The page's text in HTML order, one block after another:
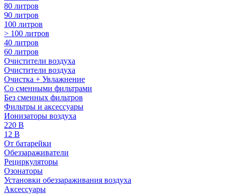
80 литров
90 литров
100 литров
> 100 литров
40 литров
60 литров
Очистители воздуха
Очистители воздуха
Очистка + Увлажнение
Cо сменными фильтрами
Без сменных фильтров
Фильтры и аксессуары
Ионизаторы воздуха
220 В
12 В
От батарейки
Обеззараживатели
Рециркуляторы
Озонаторы
Установки обеззараживания воздуха
Аксессуары